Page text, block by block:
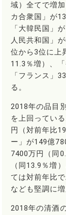
域）全てで増
カ合衆国」が
「大韓民国」
人民共和国」
位から3位に上
11.3％増）、
「フランス」
る。
2018年の品目
を上回ってい
円（対前年比
ー」が149億
7400万円（同
（同13.9％増
ては対前年比
なども堅調に増
2018年の清酒